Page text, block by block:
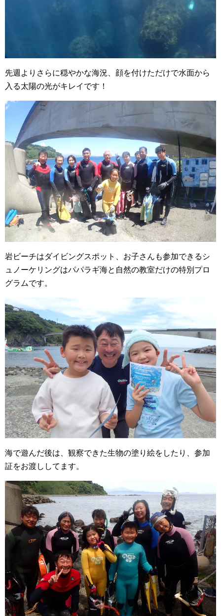
先週よりさらに穏やかな海況、顔を付けただけで水面から
入る太陽の光がキレイです！
岩ビーチはダイビングスポット、お子さんも参加できるシ
ュノーケリングはパパラギ海と自然の教室だけの特別プロ
グラムです。
海で遊んだ後は、観察できた生物の塗り絵をしたり、参加
証をお渡ししてます。